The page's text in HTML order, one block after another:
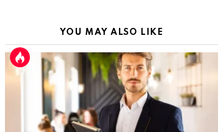
YOU MAY ALSO LIKE